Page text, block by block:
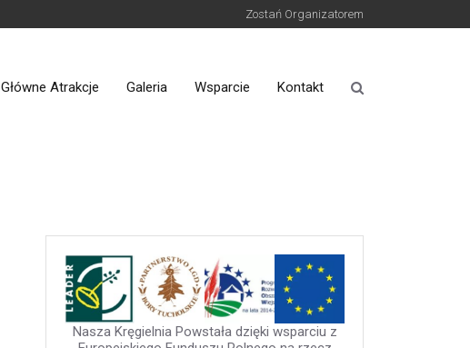
Zostań Organizatorem
Główne Atrakcje Galeria Wsparcie Kontakt
Nasza Kręgielnia Powstała dzięki wsparciu z